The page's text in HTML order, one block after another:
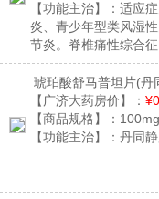
【功能主治】： 适应
炎、青少年型类风湿
节炎。脊椎痛性综合
滑囊炎，肌痛及运动
后及术后炎症性疼痛
出现的疼痛或炎症，
喉的严重痛性感染可
原发疾病可根据一般
琥珀酸舒马普坦片(丹
【广济大药房价】：
【商品规格】：
【功能主治】： 丹同